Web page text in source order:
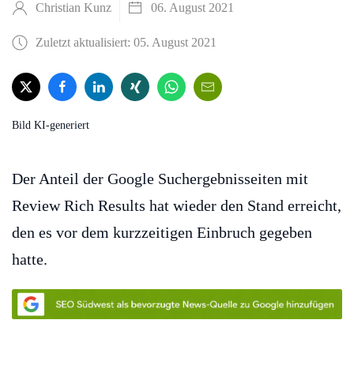
Christian Kunz 06. August 2021
Zuletzt aktualisiert: 05. August 2021
Bild KI-generiert
Der Anteil der Google Suchergebnisseiten mit
Review Rich Results hat wieder den Stand erreicht,
den es vor dem kurzzeitigen Einbruch gegeben
hatte.